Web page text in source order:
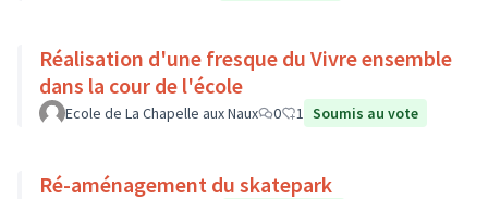
Réalisation d'une fresque du Vivre ensemble
dans la cour de l'école
Ecole de La Chapelle aux Naux 0 1 Soumis au vote
Ré-aménagement du skatepark